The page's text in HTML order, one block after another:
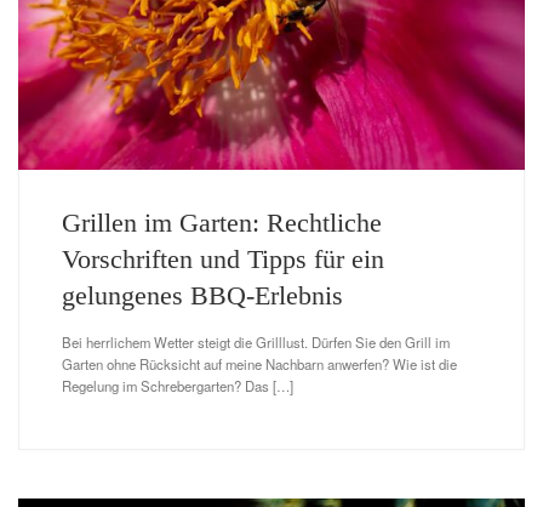
Grillen im Garten: Rechtliche
Vorschriften und Tipps für ein
gelungenes BBQ-Erlebnis
Bei herrlichem Wetter steigt die Grilllust. Dürfen Sie den Grill im
Garten ohne Rücksicht auf meine Nachbarn anwerfen? Wie ist die
Regelung im Schrebergarten? Das […]